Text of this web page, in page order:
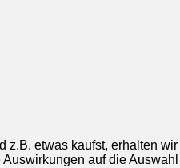
etwas kaufst, erhalten
auf die